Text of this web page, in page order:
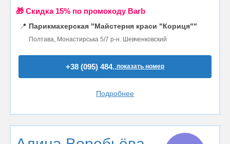
🎁 Cкидка 15% по промокоду Barb
📍 Парикмахерская "Майстерня краси "Кориця""
Полтава, Монастирська 5/7 р-н. Шевченковский
+38 (095) 484..показать номер
Подробнее